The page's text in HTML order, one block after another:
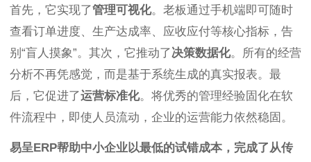
首先，它实现了管理可视化。老板通过手机端即可随时
查看订单进度、生产达成率、应收应付等核心指标，告
别“盲人摸象”。其次，它推动了决策数据化。所有的经营
分析不再凭感觉，而是基于系统生成的真实报表。最
后，它促进了运营标准化。将优秀的管理经验固化在软
件流程中，即使人员流动，企业的运营能力依然稳固。
易呈ERP帮助中小企业以最低的试错成本，完成了从传